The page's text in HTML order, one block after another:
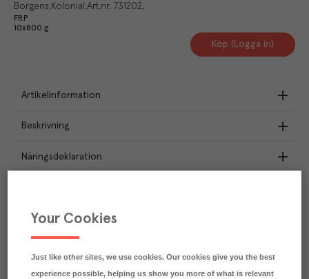
Borgens Kolonial Art.nr. 731202
FRP
10x800 g
Köp (Logga in)
Artikelinformation
Beskrivning
Näringsdeklaration
Varje kilo av varan påverkar klimatet motsvarande
utsläppen av 0.3 kg koldioxid.
Your Cookies
Just like other sites, we use cookies. Our cookies give you the best
experience possible, helping us show you more of what is relevant